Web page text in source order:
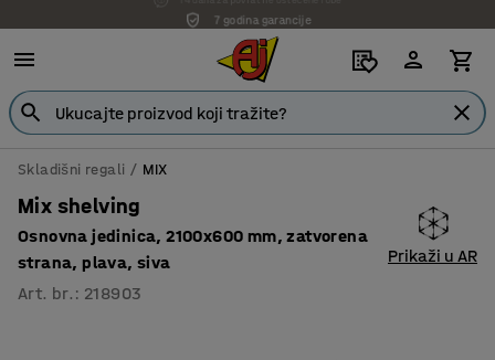
7 godina garancije
Skladišni regali MIX
Mix shelving
Osnovna jedinica, 2100x600 mm, zatvorena
strana, plava, siva
Art. br. : 218903
Prikaži u AR